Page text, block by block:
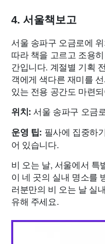
4. 서울책보고
서울 송파구 오금로에
따라 책을 고르고 조용
간입니다. 계절별 기획
객에게 색다른 재미를
있는 전용 공간도 마련
위치: 서울 송파구 오금
운영 팁: 필사에 집중하
어 있습니다.
비 오는 날, 서울에서 특
이 네 곳의 실내 명소를
러분만의 비 오는 날 실
유해 주세요.